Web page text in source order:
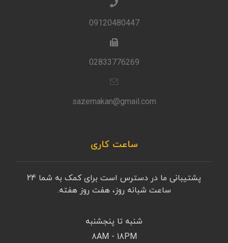
09120480447
02833776269
sazemakan@gmail.com
ساعت کاری
پشتیبانی ما در دسترس است برای کمک به شما 24
ساعت شبانه روز، هفت روز هفته.
شنبه تا پنجشنبه
8AM - 18PM